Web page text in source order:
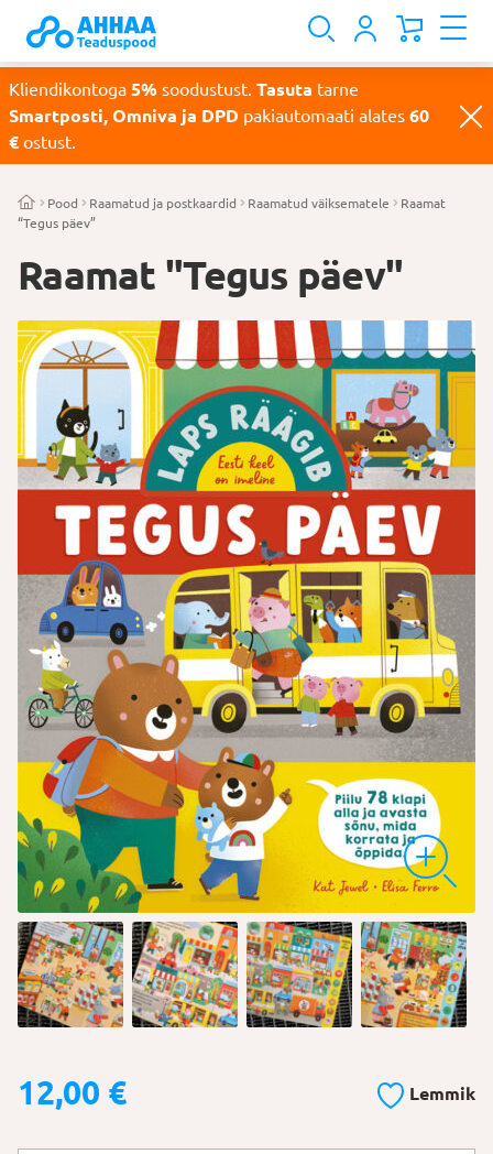
Kliendikontoga 5% soodustust. Tasuta tarne
Smartposti, Omniva ja DPD pakiautomaati alates 60
€ ostust.
Pood Raamatud ja postkaardid Raamatud väiksematele
Raamat
“Tegus päev”
Raamat "Tegus päev"
12,00 € Lemmik